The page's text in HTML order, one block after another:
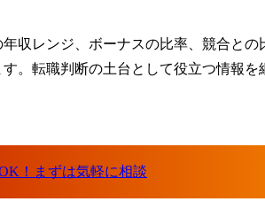
収レンジ、ボーナスの比率、競合との
。転職判断の土台として役立つ情報を